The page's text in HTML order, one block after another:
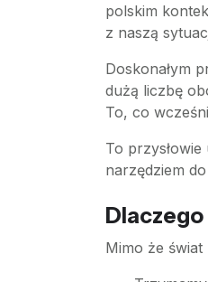
polskim
z naszą
Doskonałym
dużą liczbę
To, co
To
narzędziem
Mimo że